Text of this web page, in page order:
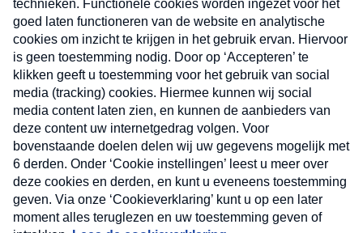
Verzend
Nieuwsbrief
Neem hier een gratis abonnement op onze